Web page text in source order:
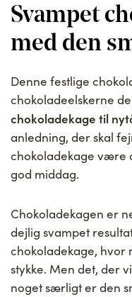
Svampet
med den
Denne festlige
chokoladeelskerne
chokoladekage til
anledning, der skal
chokoladekage være
god middag.
Chokoladekagen er
dejlig svampet
chokoladekage, hvor
stykke. Men det, der
noget særligt er den